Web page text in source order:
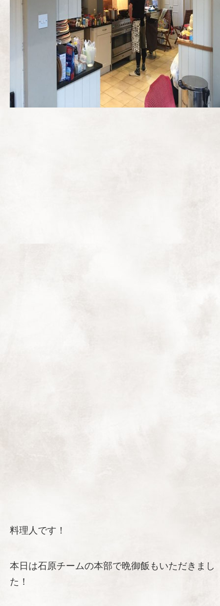
料理人です！
本日は石原チームの本部で晩御飯もいただきまし
た！